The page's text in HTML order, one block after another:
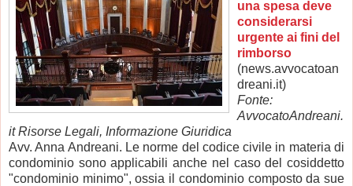
una spesa deve
considerarsi
urgente ai fini del
rimborso
(news.avvocatoan
dreani.it)
Fonte:
AvvocatoAndreani.
it Risorse Legali, Informazione Giuridica
Avv. Anna Andreani. Le norme del codice civile in materia di
condominio sono applicabili anche nel caso del cosiddetto
"condominio minimo", ossia il condominio composto da sue